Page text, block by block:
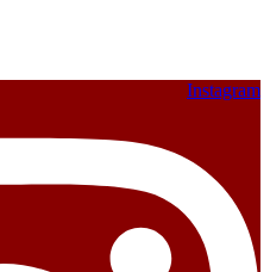
Instagram